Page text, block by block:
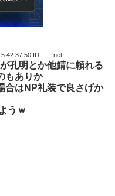
ID:___.net
孔明とか他鯖に頼れる
もありか
合はNP礼装で良さげか
うｗ